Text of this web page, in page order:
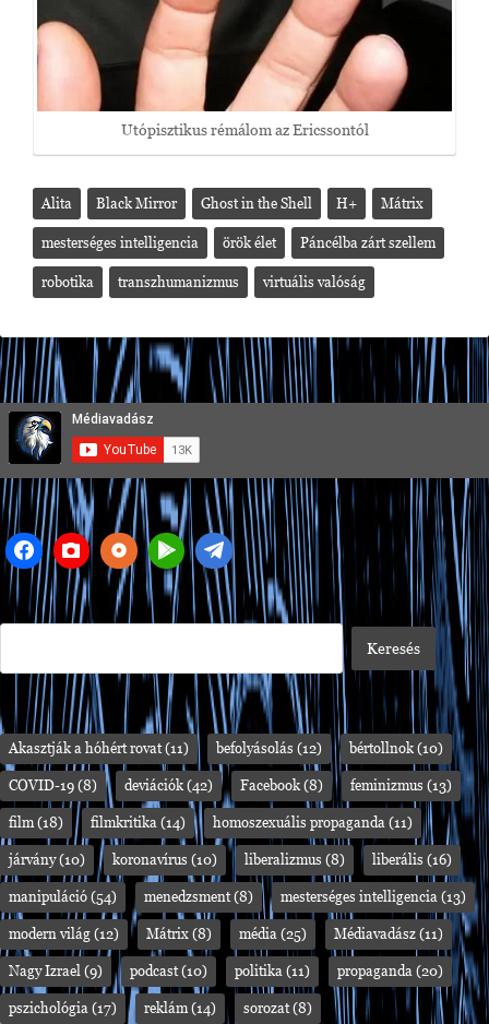
Utópisztikus rémálom az Ericssontól
Alita Black Mirror Ghost in the Shell H+ Mátrix
mesterséges intelligencia örök élet Páncélba zárt szellem
robotika transzhumanizmus virtuális valóság
Akasztják a hóhért rovat(11) befolyásolás (12) bértollnok (10)
COVID-19 (8) deviációk (42) Facebook (8) feminizmus (13)
film(18) filmkritika (14) homoszexuális propaganda (11)
járvány(10) koronavírus (10) liberalizmus (8) liberális (16)
manipuláció (54) menedzsment(8) mesterséges intelligencia (13)
modern világ (12) Mátrix (8) média (25) Médiavadász (11)
Nagy Izrael (9) podcast(10) politika (11) propaganda (20)
pszichológia (17) reklám(14) sorozat(8)